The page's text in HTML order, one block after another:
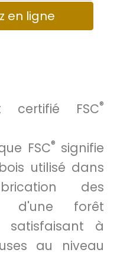
en ligne
certifié FSC®
FSC® signifie
utilisé dans
des
d'une forêt
satisfaisant à
au niveau